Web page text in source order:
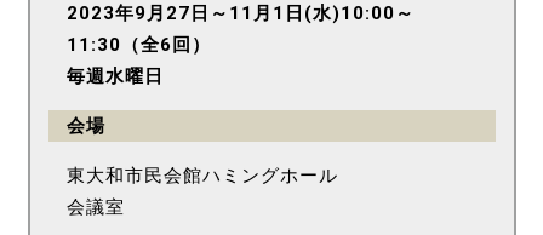
2023年9月27日～11月1日(水)10:00～
11:30（全6回）
毎週水曜日
会場
東大和市民会館ハミングホール
会議室